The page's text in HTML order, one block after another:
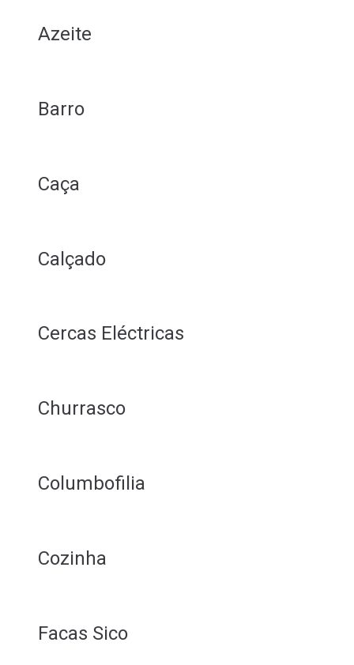
Azeite
Barro
Caça
Calçado
Cercas Eléctricas
Churrasco
Columbofilia
Cozinha
Facas Sico